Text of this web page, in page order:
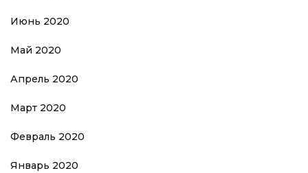
Июнь 2020
Май 2020
Апрель 2020
Март 2020
Февраль 2020
Январь 2020